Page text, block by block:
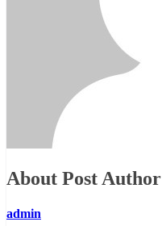
About Post Author
admin